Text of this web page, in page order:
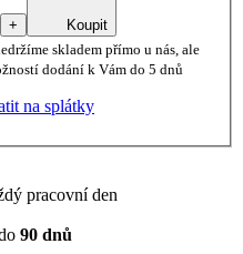
+ Koupit
skladem přímo u nás, ale
dodání k Vám do 5 dnů
na splátky
pracovní den
90 dnů